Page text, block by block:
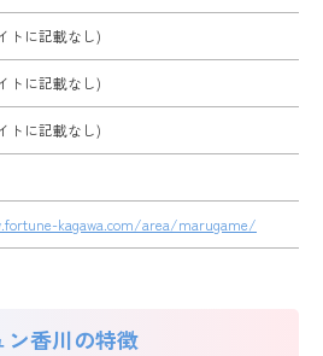
トに記載なし)
トに記載なし)
トに記載なし)
kagawa.com/area/marugame/
ン香川の特徴